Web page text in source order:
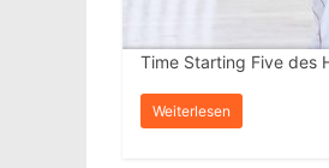
Time Starting Five des
Weiterlesen